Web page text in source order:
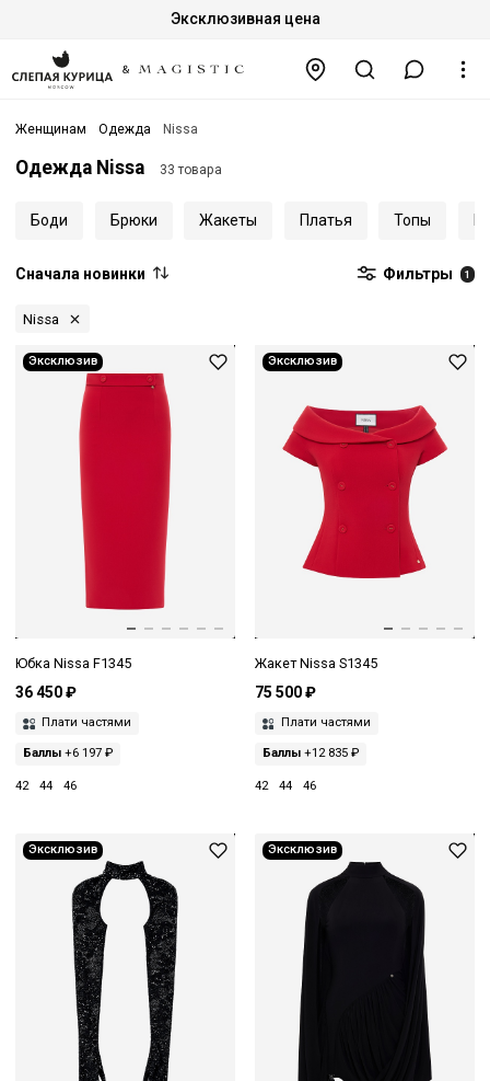
Эксклюзивная цена
Женщинам Одежда Nissa
Одежда Nissa 33 товара
Боди Брюки Жакеты Платья Топы
Сначала новинки Фильтры 1
Nissa
Эксклюзив
Юбка Nissa F1345
36 450 ₽
Плати частями
Баллы +6 197 ₽
42 44 46
Эксклюзив
Жакет Nissa S1345
75 500 ₽
Плати частями
Баллы+12 835 ₽
42 44 46
Эксклюзив Эксклюзив